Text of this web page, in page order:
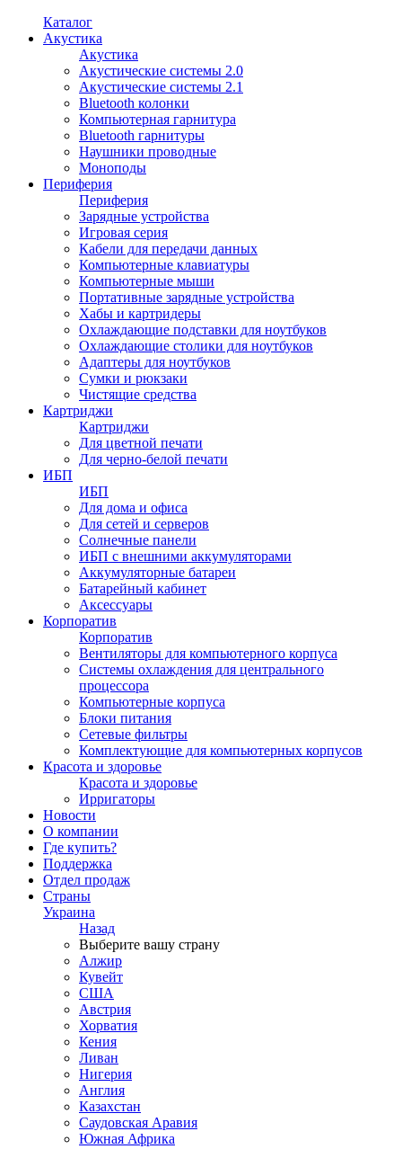
Каталог
Акустика
Акустика
Акустические системы 2.0
Акустические системы 2.1
Bluetooth колонки
Компьютерная гарнитура
Bluetooth гарнитуры
Наушники проводные
Моноподы
Периферия
Периферия
Зарядные устройства
Игровая серия
Кабели для передачи данных
Компьютерные клавиатуры
Компьютерные мыши
Портативные зарядные устройства
Хабы и картридеры
Охлаждающие подставки для ноутбуков
Охлаждающие столики для ноутбуков
Адаптеры для ноутбуков
Сумки и рюкзаки
Чистящие средства
Картриджи
Картриджи
Для цветной печати
Для черно-белой печати
ИБП
ИБП
Для дома и офиса
Для сетей и серверов
Солнечные панели
ИБП с внешними аккумуляторами
Аккумуляторные батареи
Батарейный кабинет
Аксессуары
Корпоратив
Корпоратив
Вентиляторы для компьютерного корпуса
Системы охлаждения для центрального
процессора
Компьютерные корпуса
Блоки питания
Сетевые фильтры
Комплектующие для компьютерных корпусов
Красота и здоровье
Красота и здоровье
Ирригаторы
Новости
О компании
Где купить?
Поддержка
Отдел продаж
Страны
Украина
Назад
Выберите вашу страну
Алжир
Кувейт
США
Австрия
Хорватия
Кения
Ливан
Нигерия
Англия
Казахстан
Саудовская Аравия
Южная Африка